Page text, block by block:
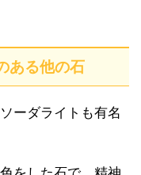
ある他の石
ーダライトも有名